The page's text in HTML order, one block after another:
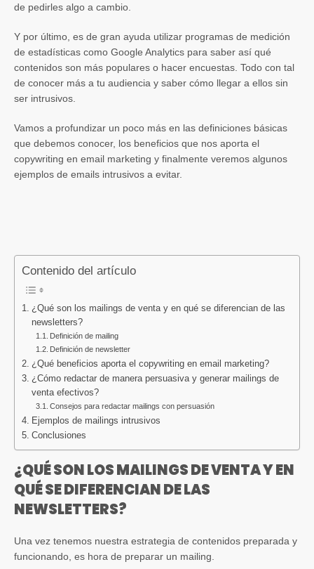
de pedirles algo a cambio.
Y por último, es de gran ayuda utilizar programas de medición
de estadísticas como Google Analytics para saber así qué
contenidos son más populares o hacer encuestas. Todo con tal
de conocer más a tu audiencia y saber cómo llegar a ellos sin
ser intrusivos.
Vamos a profundizar un poco más en las definiciones básicas
que debemos conocer, los beneficios que nos aporta el
copywriting en email marketing y finalmente veremos algunos
ejemplos de emails intrusivos a evitar.
Contenido del artículo
¿Qué son los mailings de venta y en qué se diferencian de las
newsletters?
Definición de mailing
Definición de newsletter
¿Qué beneficios aporta el copywriting en email marketing?
¿Cómo redactar de manera persuasiva y generar mailings de
venta efectivos?
Consejos para redactar mailings con persuasión
Ejemplos de mailings intrusivos
Conclusiones
¿QUÉ SON LOS MAILINGS DE VENTA Y EN
QUÉ SE DIFERENCIAN DE LAS
NEWSLETTERS?
Una vez tenemos nuestra estrategia de contenidos preparada y
funcionando, es hora de preparar un mailing.